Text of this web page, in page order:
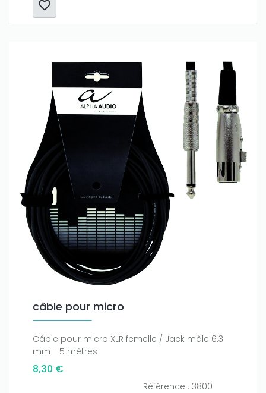
câble pour micro
Câble pour micro XLR femelle / Jack mâle 6.3
mm - 5 mètres
8,30 €
Référence : 3800